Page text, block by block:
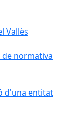
Vallès
normativa
d'una entitat